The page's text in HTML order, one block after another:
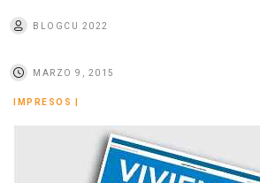
BLOGCU 2022
MARZO 9, 2015
IMPRESOS